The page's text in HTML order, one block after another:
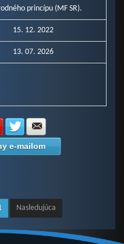
princípu (MF SR).
15. 12. 2022
13. 07. 2026
Facebook
na LinkedIn
Zdielať na Pinterest
Zdielať na Twitter
e-mailom
Nasledujúca